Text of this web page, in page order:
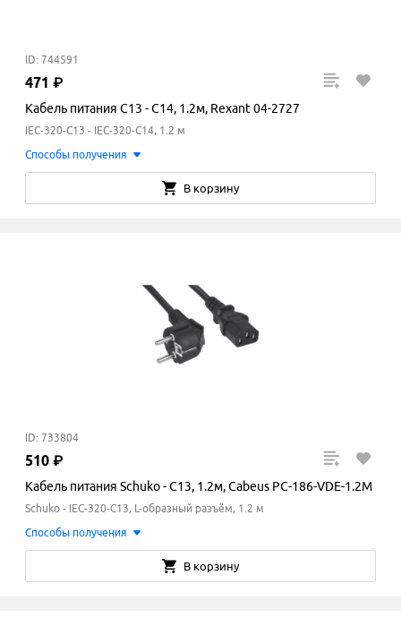
ID: 744591
471 ₽
Кабель питания C13 - C14, 1.2м, Rexant 04-2727
IEC-320-C13 - IEC-320-C14, 1.2 м
Способы получения
В корзину
ID: 733804
510 ₽
Кабель питания Schuko - C13, 1.2м, Cabeus PC-186-VDE-1.2M
Schuko - IEC-320-C13, L-образный разъём, 1.2 м
Способы получения
В корзину